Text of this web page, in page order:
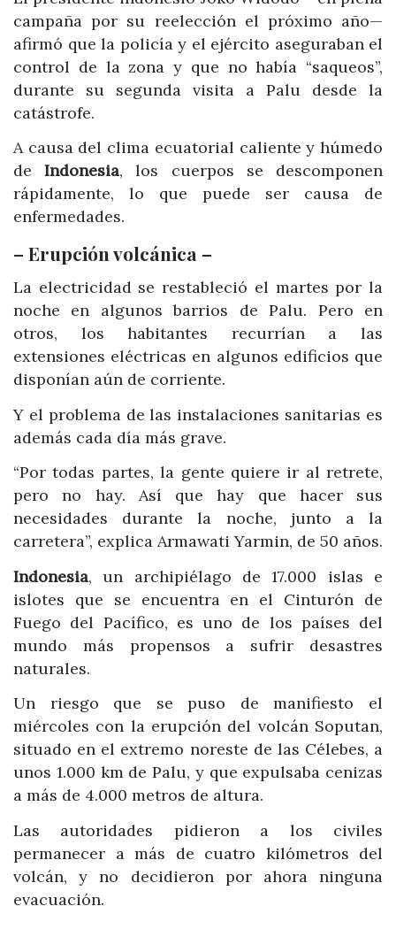
campaña por su reelección el próximo año—
afirmó que la policía y el ejército aseguraban el
control de la zona y que no había “saqueos”,
durante su segunda visita a Palu desde la
catástrofe.
A causa del clima ecuatorial caliente y húmedo
deIndonesia, los cuerpos se descomponen
rápidamente, lo que puede ser causa de
enfermedades.
– Erupción volcánica –
La electricidad se restableció el martes por la
noche en algunos barrios de Palu. Pero en
otros, los habitantes recurrían a las
extensiones eléctricas en algunos edificios que
disponían aún de corriente.
Y el problema de las instalaciones sanitarias es
además cada día más grave.
“Por todas partes, la gente quiere ir al retrete,
pero no hay. Así que hay que hacer sus
necesidades durante la noche, junto a la
carretera”, explica Armawati Yarmin, de 50 años.
Indonesia, un archipiélago de 17.000 islas e
islotes que se encuentra en el Cinturón de
Fuego del Pacífico, es uno de los países del
mundo más propensos a sufrir desastres
naturales.
Un riesgo que se puso de manifiesto el
miércoles con la erupción del volcán Soputan,
situado en el extremo noreste de las Célebes, a
unos 1.000 km de Palu, y que expulsaba cenizas
a más de 4.000 metros de altura.
Las autoridades pidieron a los civiles
permanecer a más de cuatro kilómetros del
volcán, y no decidieron por ahora ninguna
evacuación.